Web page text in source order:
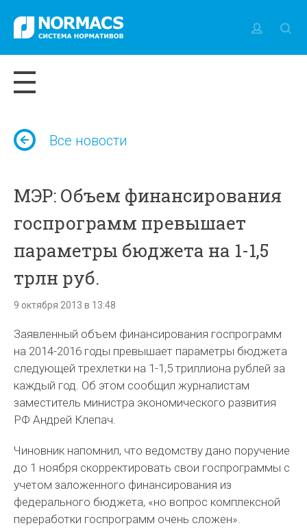
Все новости
МЭР: Объем финансирования
госпрограмм превышает
параметры бюджета на 1-1,5
трлн руб.
9 октября 2013 в 13:48
Заявленный объем финансирования госпрограмм
на 2014-2016 годы превышает параметры бюджета
следующей трехлетки на 1-1,5 триллиона рублей за
каждый год. Об этом сообщил журналистам
заместитель министра экономического развития
РФ Андрей Клепач.
Чиновник напомнил, что ведомству дано поручение
до 1 ноября скорректировать свои госпрограммы с
учетом заложенного финансирования из
федерального бюджета, «но вопрос комплексной
переработки госпрограмм очень сложен».